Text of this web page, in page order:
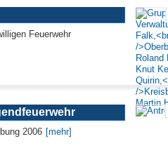
Feuerwehr
2006 [mehr]